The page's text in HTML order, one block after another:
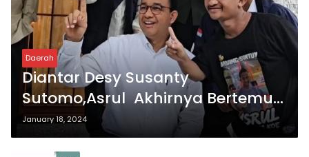
Daerah
Diantar Desy Susanty
Sutomo,Asrul Akhirnya Bertemu
Capres Anies Rasyid Baswedan
January 18, 2024